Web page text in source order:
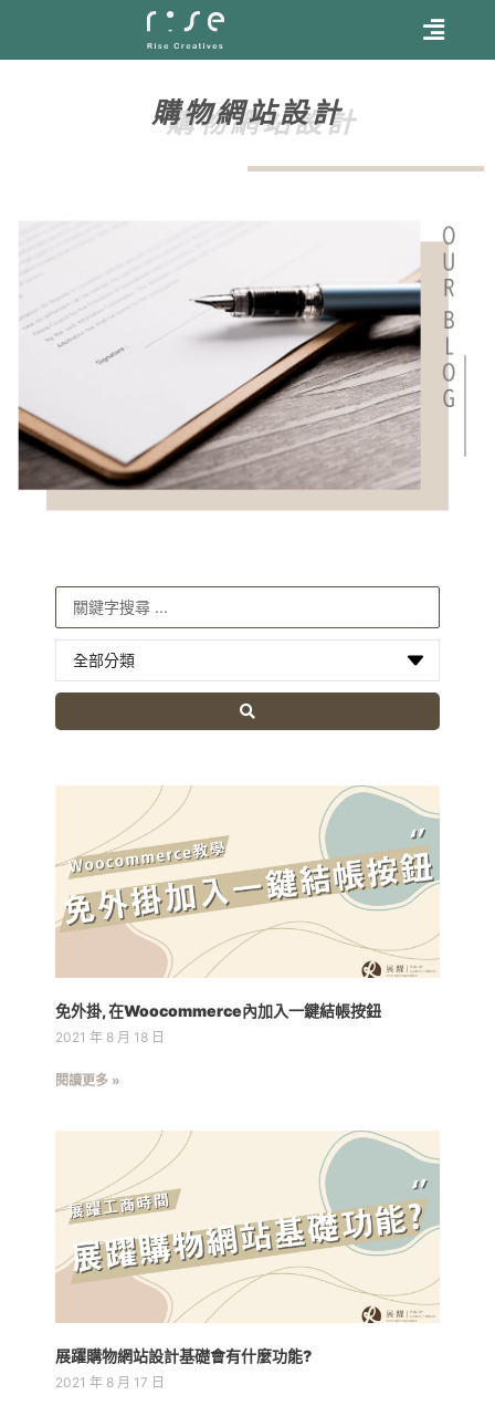
購物網站設計
免外掛, 在Woocommerce內加入一鍵結帳按鈕
2021 年 8 月 18 日
閱讀更多 »
展躍購物網站設計基礎會有什麼功能?
2021 年 8 月 17 日